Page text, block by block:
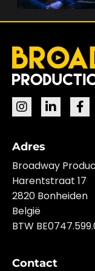
Adres
Broadway
Harentstraat 17
2820 Bonheiden
België
BTW
Contact